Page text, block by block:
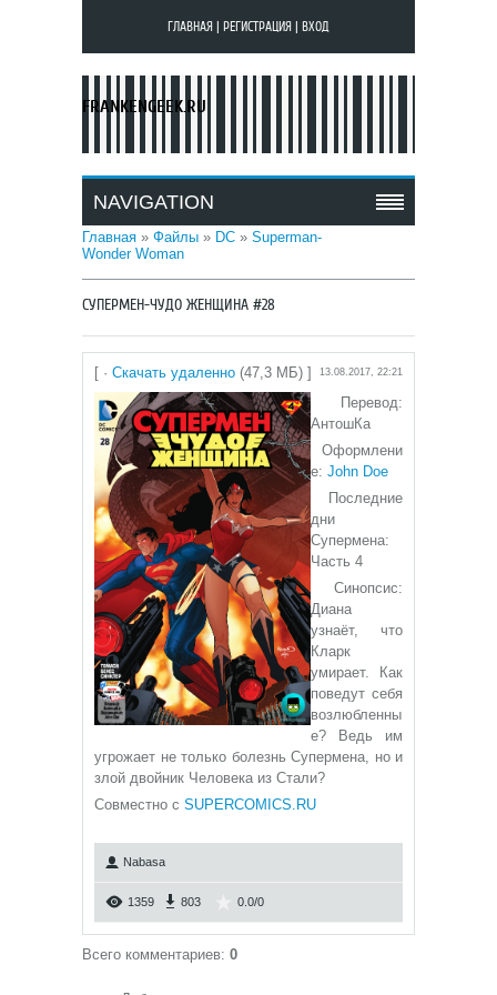
ГЛАВНАЯ РЕГИСТРАЦИЯ ВХОД
FRANKENGEEK.RU
NAVIGATION
Главная » Файлы » DC » Superman-
Wonder Woman
СУПЕРМЕН-ЧУДО ЖЕНЩИНА #28
[ · Скачать удаленно (47,3 МБ) ] 13.08.2017, 22:21
Перевод:
АнтошКа
Оформлени
е: John Doe
Последние
дни
Супермена:
Часть 4
Синопсис:
Диана
узнаёт, что
Кларк
умирает. Как
поведут себя
возлюбленны
е? Ведь им
угрожает не только болезнь Супермена, но и
злой двойник Человека из Стали?
Совместно с SUPERCOMICS.RU
Nabasa
1359 803 0.0/0
Всего комментариев: 0